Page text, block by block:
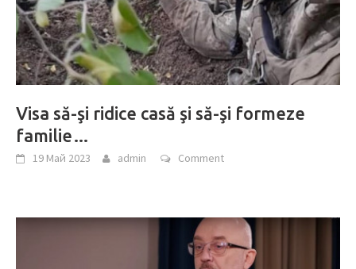
Visa să-şi ridice casă şi să-şi formeze
familie…
19 Май 2023 admin Comment